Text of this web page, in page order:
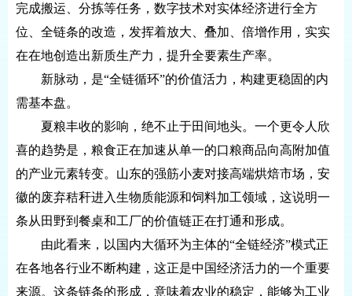
完成搬运、分拣等任务，数字技术对实体经济进行全方
位、全链条的改造，发挥着放大、叠加、倍增作用，实实
在在地创造出新质生产力，提升全要素生产率。
新脉动，是“全链循环”的价值活力，构建更稳固的内
需基本盘。
夏粮丰收的影响，绝不止于田间地头。一个更令人欣
喜的趋势是，粮食正在加速从单一的口粮商品向高附加值
的产业元素转变。山东的强筋小麦对接高端烘焙市场，安
徽的废弃秸秆进入生物质能源和饲料加工领域，这说明一
条从田野到餐桌和工厂的价值链正在打通和形成。
由此看来，以国内大循环为主体的“全链经济”模式正
在各地各行业不断构建，这正是中国经济活力的一个重要
来源。这条链条的形成，意味着农业的稳定，能够为工业